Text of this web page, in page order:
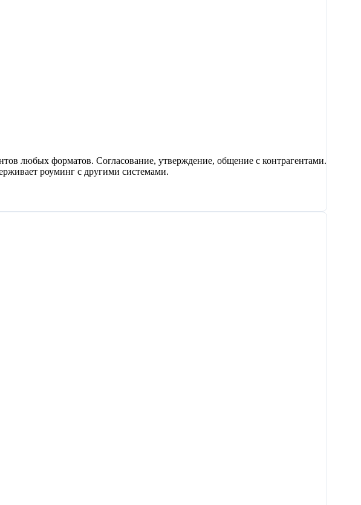
любых форматов. Согласование, утверждение, общение с контрагентами.
роуминг с другими системами.